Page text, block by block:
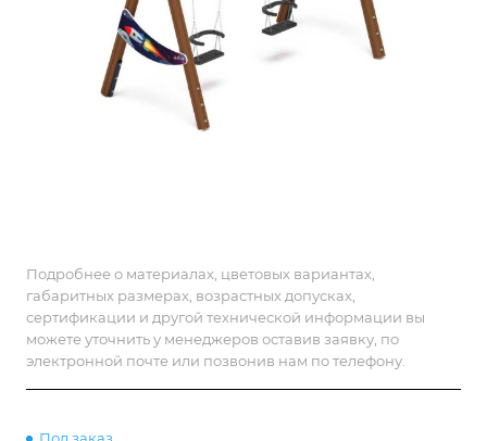
Подробнее о материалах, цветовых вариантах,
габаритных размерах, возрастных допусках,
сертификации и другой технической информации вы
можете уточнить у менеджеров оставив заявку, по
электронной почте или позвонив нам по телефону.